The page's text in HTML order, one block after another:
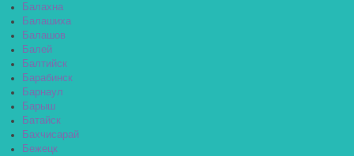
Балахна
Балашиха
Балашов
Балей
Балтийск
Барабинск
Барнаул
Барыш
Батайск
Бахчисарай
Бежецк